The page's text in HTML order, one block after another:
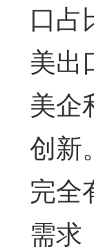
口占
美出
美企
创新
完全
需求